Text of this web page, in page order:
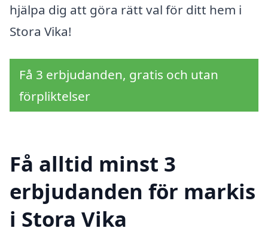
hjälpa dig att göra rätt val för ditt hem i
Stora Vika!
Få 3 erbjudanden, gratis och utan
förpliktelser
Få alltid minst 3
erbjudanden för markis
i Stora Vika